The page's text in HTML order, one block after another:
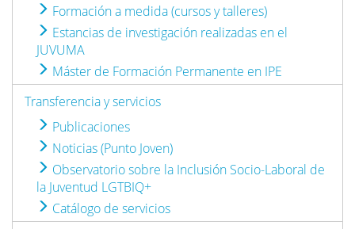
Formación a medida (cursos y talleres)
Estancias de investigación realizadas en el
JUVUMA
Máster de Formación Permanente en IPE
Transferencia y servicios
Publicaciones
Noticias (Punto Joven)
Observatorio sobre la Inclusión Socio-Laboral de
la Juventud LGTBIQ+
Catálogo de servicios